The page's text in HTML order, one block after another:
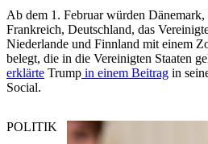
Ab dem 1. Februar würden
Frankreich, Deutschland, das
Niederlande und Finnland mit einem
belegt, die in die Vereinigten Staaten
erklärte Trump in einem Beitrag in
Social.
POLITIK